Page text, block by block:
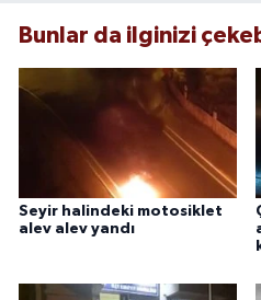
Bunlar da ilginizi
Seyir halindeki motosiklet
alev alev yandı